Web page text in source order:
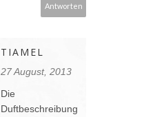
Antworten
TIAMEL
27 August, 2013
Die
Duftbeschreibung